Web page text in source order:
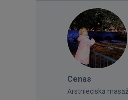
Cenas
Ārstnieciskā